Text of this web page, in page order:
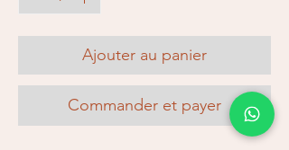
Ajouter au panier
Commander et payer